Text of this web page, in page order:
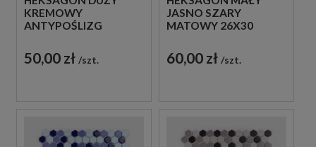
KREMOWY
ANTYPOŚLIZG
DEKORACYJNA
50,00 zł szt.
JASNO SZARY
MATOWY 26X30
DEKORACYJNA
60,00 zł szt.